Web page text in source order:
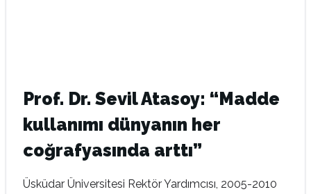
Prof. Dr. Sevil Atasoy: “Madde
kullanımı dünyanın her
coğrafyasında arttı”
Üsküdar Üniversitesi Rektör Yardımcısı, 2005-2010